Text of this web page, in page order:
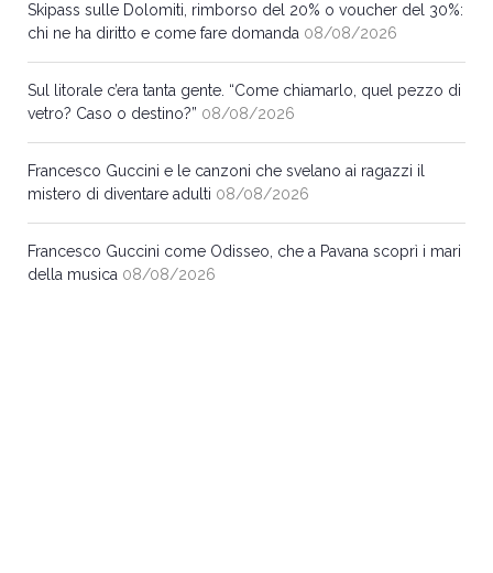
Skipass sulle Dolomiti, rimborso del 20% o voucher del 30%:
chi ne ha diritto e come fare domanda 08/08/2026
Sul litorale c’era tanta gente. “Come chiamarlo, quel pezzo di
vetro? Caso o destino?” 08/08/2026
Francesco Guccini e le canzoni che svelano ai ragazzi il
mistero di diventare adulti 08/08/2026
Francesco Guccini come Odisseo, che a Pavana scoprì i mari
della musica 08/08/2026